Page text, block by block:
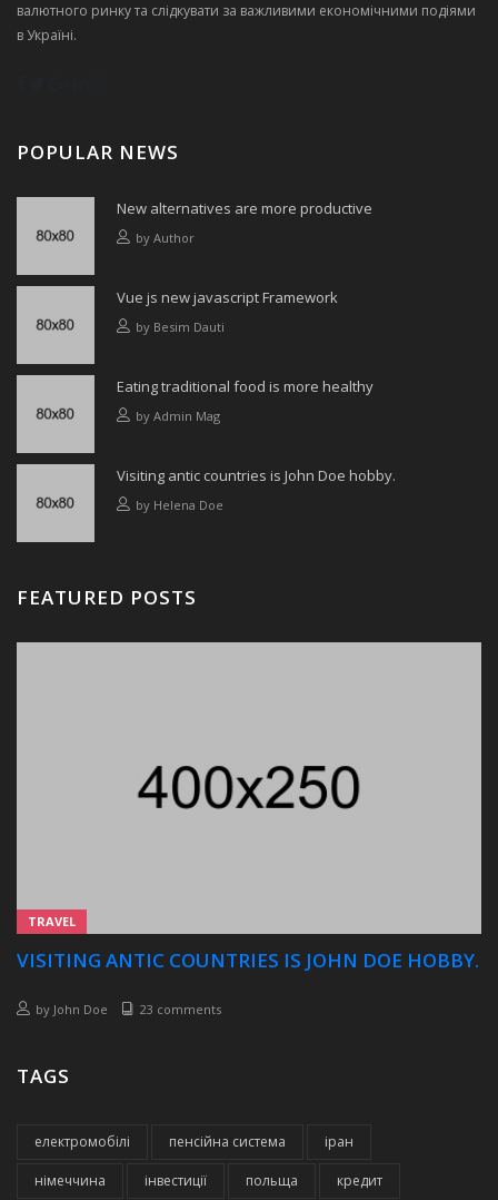
валютного ринку та слідкувати за важливими економічними подіями
в Україні.
POPULAR NEWS
New alternatives are more productive
by Author
Vue js new javascript Framework
by Besim Dauti
Eating traditional food is more healthy
by Admin Mag
Visiting antic countries is John Doe hobby.
by Helena Doe
FEATURED POSTS
TRAVEL
VISITING ANTIC COUNTRIES IS JOHN DOE HOBBY.
by John Doe 23 comments
TAGS
електромобілі пенсійна система іран
німеччина інвестиції польща кредит